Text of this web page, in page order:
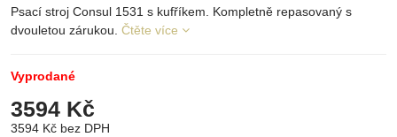
Psací stroj Consul 1531 s kufříkem. Kompletně repasovaný s
dvouletou zárukou. Čtěte více
Vyprodané
3594 Kč
3594 Kč bez DPH